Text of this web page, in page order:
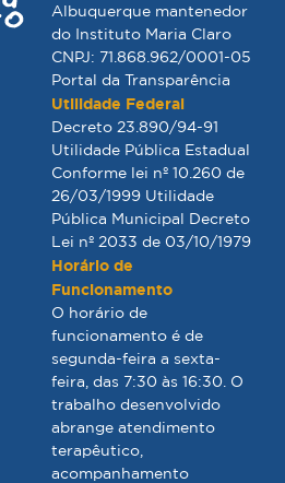
Albuquerque mantenedor
do Instituto Maria Claro
CNPJ: 71.868.962/0001-05
Portal da Transparência
Utilidade Federal
Decreto 23.890/94-91
Utilidade Pública Estadual
Conforme lei nº 10.260 de
26/03/1999 Utilidade
Pública Municipal Decreto
Lei nº 2033 de 03/10/1979
Horário de
Funcionamento
O horário de
funcionamento é de
segunda-feira a sexta-
feira, das 7:30 às 16:30. O
trabalho desenvolvido
abrange atendimento
terapêutico,
acompanhamento